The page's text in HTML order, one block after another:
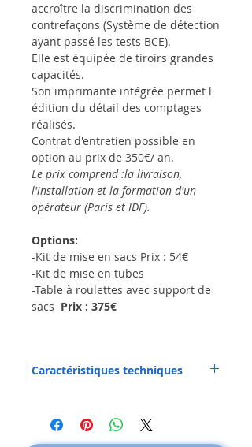
accroître la discrimination des
contrefaçons (Système de détection
ayant passé les tests BCE).
Elle est équipée de tiroirs grandes
capacités.
Son imprimante intégrée permet l'
édition du détail des comptages
réalisés.
Contrat d'entretien possible en
option au prix de 350€/ an.
Le prix comprend :la livraison,
l'installation et la formation d'un
opérateur (Paris et IDF).
Options:
-Kit de mise en sacs Prix : 54€
-Kit de mise en tubes
-Table à roulettes avec support de
sacs Prix : 375€
Caractéristiques techniques
Vitesse de comptage : 2800 pièces/min
Détection fausses pièces: Oui (BCE OK)